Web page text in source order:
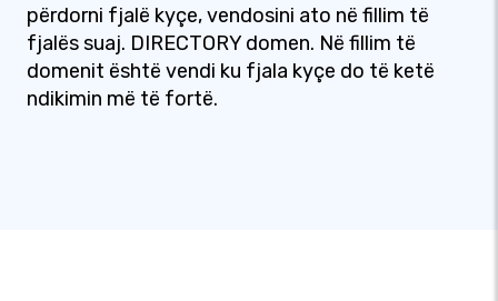
përdorni fjalë kyçe, vendosini ato në fillim të
fjalës suaj. DIRECTORY domen. Në fillim të
domenit është vendi ku fjala kyçe do të ketë
ndikimin më të fortë.